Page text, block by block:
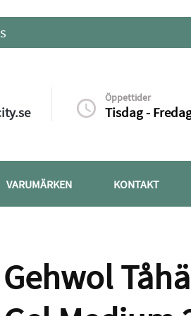
Öppettider
Tisdag -
VARUMÄRKEN KONTAKT
Gehwol